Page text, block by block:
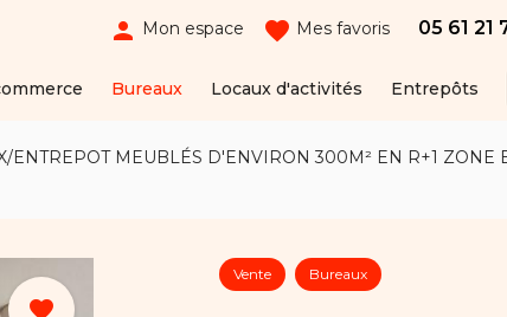
person Mon espace favorite Mes favoris 05 61 21
Bureaux Locaux d'activités Entrepôts
ENTREPOT MEUBLÉS D'ENVIRON 300M² EN R+1 ZONE
favorite
Vente Bureaux